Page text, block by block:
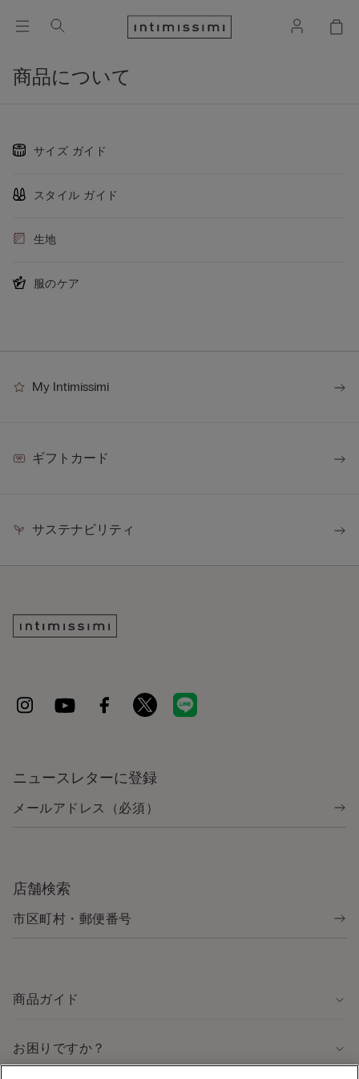
商品について
サイズ ガイド
スタイル ガイド
生地
服のケア
My Intimissimi
ギフトカード
サステナビリティ
ニュースレターに登録
店舗検索
商品ガイド
お困りですか？